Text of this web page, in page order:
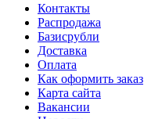
Контакты
Распродажа
Базисрубли
Доставка
Оплата
Как оформить заказ
Карта сайта
Вакансии